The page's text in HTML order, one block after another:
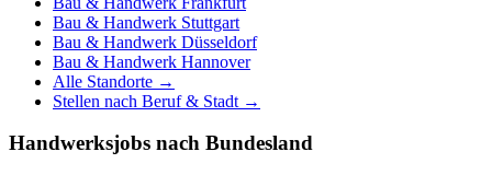
Bau & Handwerk Stuttgart
Bau & Handwerk Düsseldorf
Bau & Handwerk Hannover
Alle Standorte →
Stellen nach Beruf & Stadt →
Handwerksjobs nach Bundesland